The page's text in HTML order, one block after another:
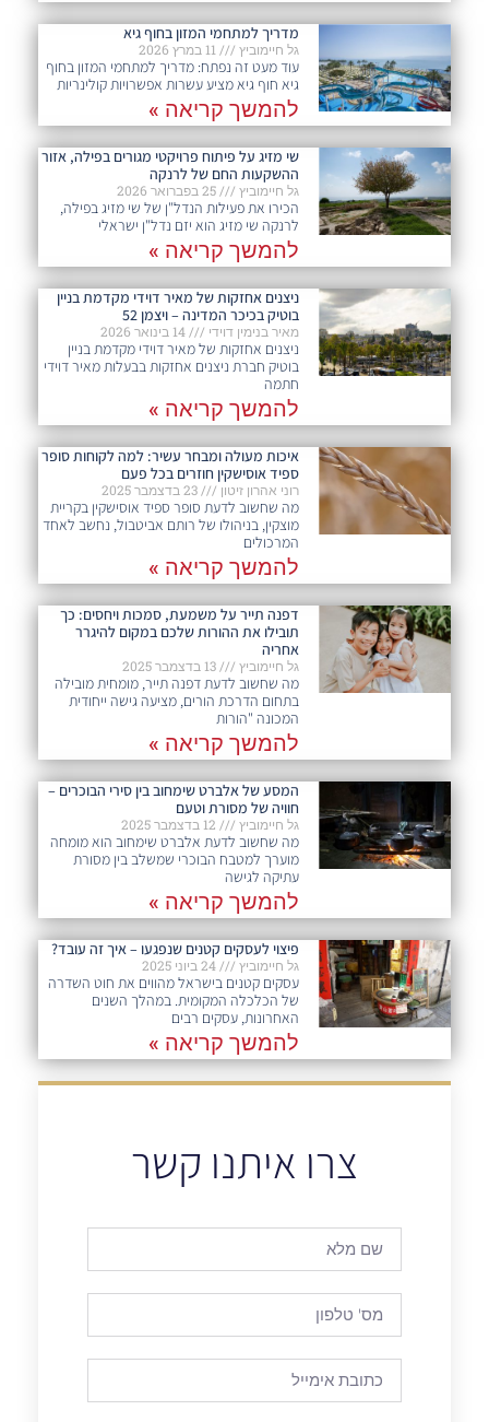
מדריך למתחמי המזון בחוף גיא
גל חיימוביץ
עוד מעט זה נפתח: מדריך למתחמי המזון בחוף
גיא חוף גיא מציע עשרות אפשרויות קולינריות
להמשך קריאה »
שי מזיג על פיתוח פרויקטי מגורים בפילה, אזור
ההשקעות החם של לרנקה
גל חיימוביץ
הכירו את פעילות הנדל"ן של שי מזיג בפילה,
לרנקה שי מזיג הוא יזם נדל"ן ישראלי
להמשך קריאה »
ניצנים אחזקות של מאיר דוידי מקדמת בניין
בוטיק בכיכר המדינה – ויצמן 52
מאיר בנימין דוידי
ניצנים אחזקות של מאיר דוידי מקדמת בניין
בוטיק חברת ניצנים אחזקות בבעלות מאיר דוידי
חתמה
להמשך קריאה »
איכות מעולה ומבחר עשיר: למה לקוחות סופר
ספיד אוסישקין חוזרים בכל פעם​
רוני אהרון זיטון
מה שחשוב לדעת סופר ספיד אוסישקין בקריית
מוצקין, בניהולו של רותם אביטבול, נחשב לאחד
המרכולים
להמשך קריאה »
דפנה תייר על משמעת, סמכות ויחסים: כך
תובילו את ההורות שלכם במקום להיגרר
אחריה
גל חיימוביץ
מה שחשוב לדעת דפנה תייר, מומחית מובילה
בתחום הדרכת הורים, מציעה גישה ייחודית
המכונה "הורות
להמשך קריאה »
המסע של אלברט שימחוב בין סירי הבוכרים –
חוויה של מסורת וטעם
גל חיימוביץ
מה שחשוב לדעת אלברט שימחוב הוא מומחה
מוערך למטבח הבוכרי שמשלב בין מסורת
עתיקה לגישה
להמשך קריאה »
פיצוי לעסקים קטנים שנפגעו – איך זה עובד?
גל חיימוביץ
עסקים קטנים בישראל מהווים את חוט השדרה
של הכלכלה המקומית. במהלך השנים
האחרונות, עסקים רבים
להמשך קריאה »
צרו איתנו קשר